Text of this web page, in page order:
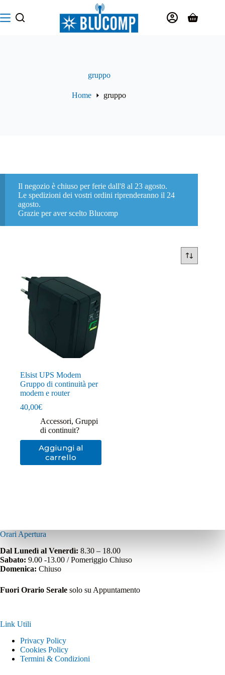
al
contenuto
Carrello
gruppo
Home gruppo
Il negozio è chiuso per ferie dall'8 al 23 agosto.
Le spedizioni dei vostri ordini riprenderanno il 24
agosto.
Grazie per aver scelto Blucomp
Elsist UPS Modem
Gruppo di continuità per
modem e router
40,00€
Accessori, Gruppi
di continuit?
Aggiungi al
carrello
Orari Apertura
Dal Lunedì al Venerdì: 8.30 – 18.00
Sabato: 9.00 -13.00 / Pomeriggio Chiuso
Domenica: Chiuso
Fuori Orario Serale solo su Appuntamento
Link Utili
Privacy Policy
Cookies Policy
Termini & Condizioni